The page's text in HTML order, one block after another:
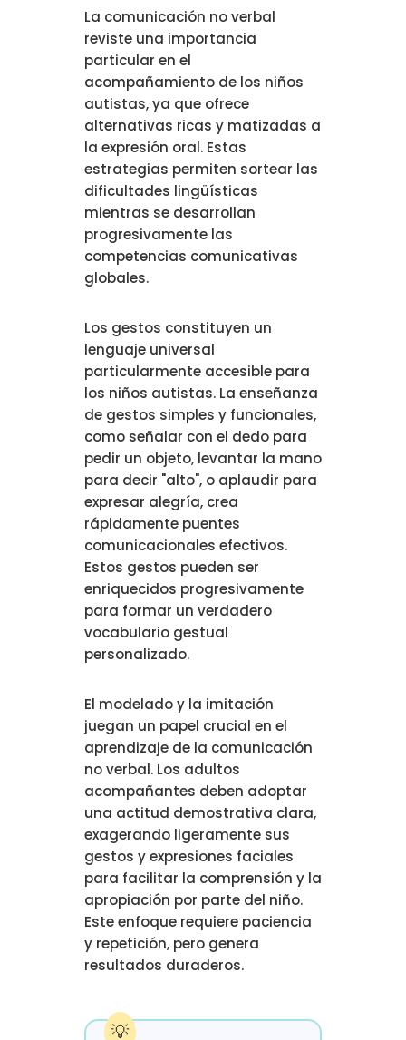
La comunicación no verbal
reviste una importancia
particular en el
acompañamiento de los niños
autistas, ya que ofrece
alternativas ricas y matizadas a
la expresión oral. Estas
estrategias permiten sortear las
dificultades lingüísticas
mientras se desarrollan
progresivamente las
competencias comunicativas
globales.
Los gestos constituyen un
lenguaje universal
particularmente accesible para
los niños autistas. La enseñanza
de gestos simples y funcionales,
como señalar con el dedo para
pedir un objeto, levantar la mano
para decir "alto", o aplaudir para
expresar alegría, crea
rápidamente puentes
comunicacionales efectivos.
Estos gestos pueden ser
enriquecidos progresivamente
para formar un verdadero
vocabulario gestual
personalizado.
El modelado y la imitación
juegan un papel crucial en el
aprendizaje de la comunicación
no verbal. Los adultos
acompañantes deben adoptar
una actitud demostrativa clara,
exagerando ligeramente sus
gestos y expresiones faciales
para facilitar la comprensión y la
apropiación por parte del niño.
Este enfoque requiere paciencia
y repetición, pero genera
resultados duraderos.